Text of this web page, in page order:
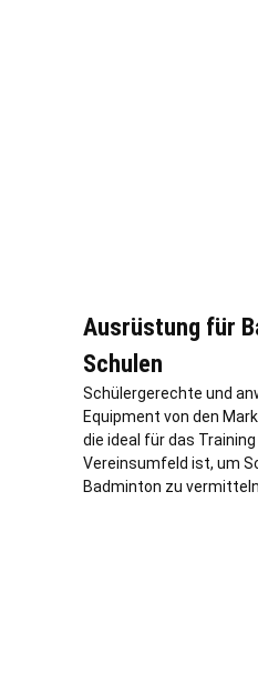
Ausrüstung für
Schulen
Schülergerechte und
Equipment von den
die ideal für das
Vereinsumfeld ist, um
Badminton zu vermitteln.